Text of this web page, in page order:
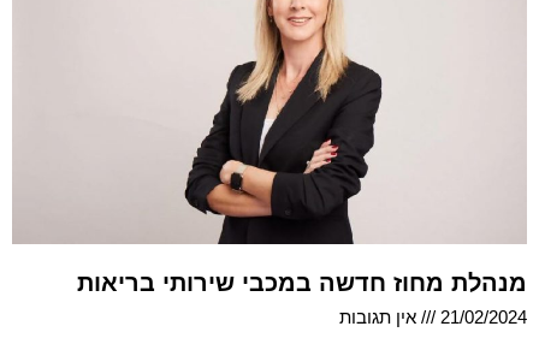
מנהלת מחוז חדשה במכבי שירותי בריאות
21/02/2024
אין תגובות